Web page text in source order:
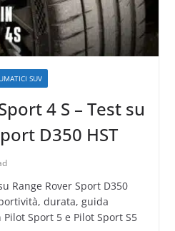
SUV
4 S – Test su
D350 HST
Range Rover Sport D350
durata, guida
Sport 5 e Pilot Sport S5